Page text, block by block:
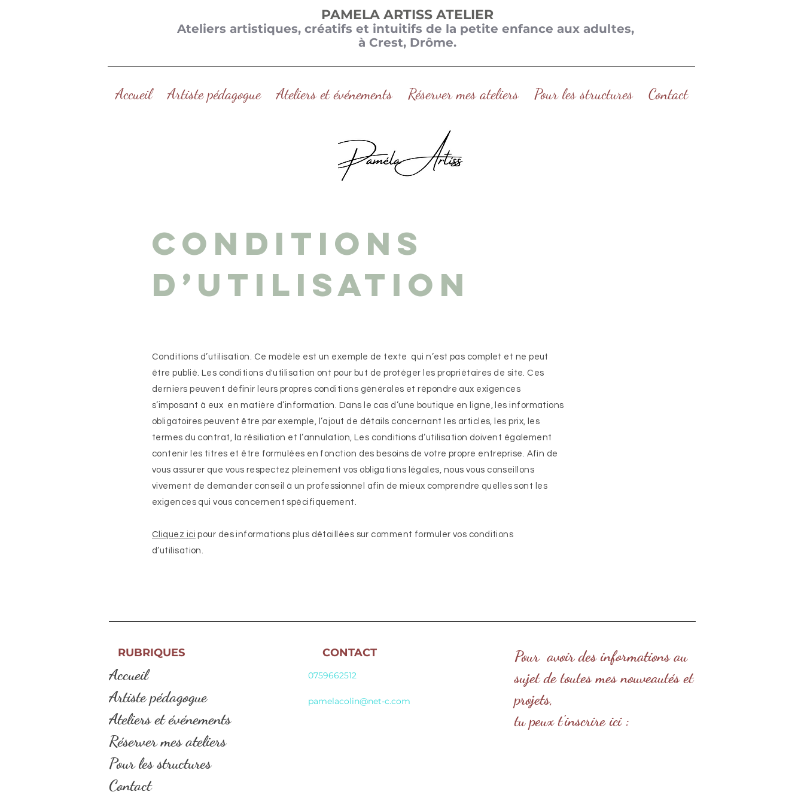
PAMELA ARTISS ATELIER
Ateliers artistiques, créatifs et intuitifs de la petite enfance aux adultes,
à Crest, Drôme.
Accueil Artiste pédagogue Ateliers et événements Réserver mes ateliers Pour les structures Contact
Conditions
d’utilisation
Conditions d’utilisation. Ce modèle est un exemple de texte qui n’est pas complet et ne peut
être publié. Les conditions d'utilisation ont pour but de protéger les propriétaires de site. Ces
derniers peuvent définir leurs propres conditions générales et répondre aux exigences
s’imposant à eux en matière d’information. Dans le cas d’une boutique en ligne, les informations
obligatoires peuvent être par exemple, l’ajout de détails concernant les articles, les prix, les
termes du contrat, la résiliation et l’annulation, Les conditions d’utilisation doivent également
contenir les titres et être formulées en fonction des besoins de votre propre entreprise. Afin de
vous assurer que vous respectez pleinement vos obligations légales, nous vous conseillons
vivement de demander conseil à un professionnel afin de mieux comprendre quelles sont les
exigences qui vous concernent spécifiquement.
Cliquez ici pour des informations plus détaillées sur comment formuler vos conditions
d’utilisation.
RUBRIQUES
Accueil
Artiste pédagogue
Ateliers et événements
Réserver mes ateliers
Pour les structures
Contact
CONTACT
0759662512
pamelacolin@net-c.com
Pour avoir des informations au
sujet de toutes mes nouveautés et
projets,
tu peux t'inscrire ici :